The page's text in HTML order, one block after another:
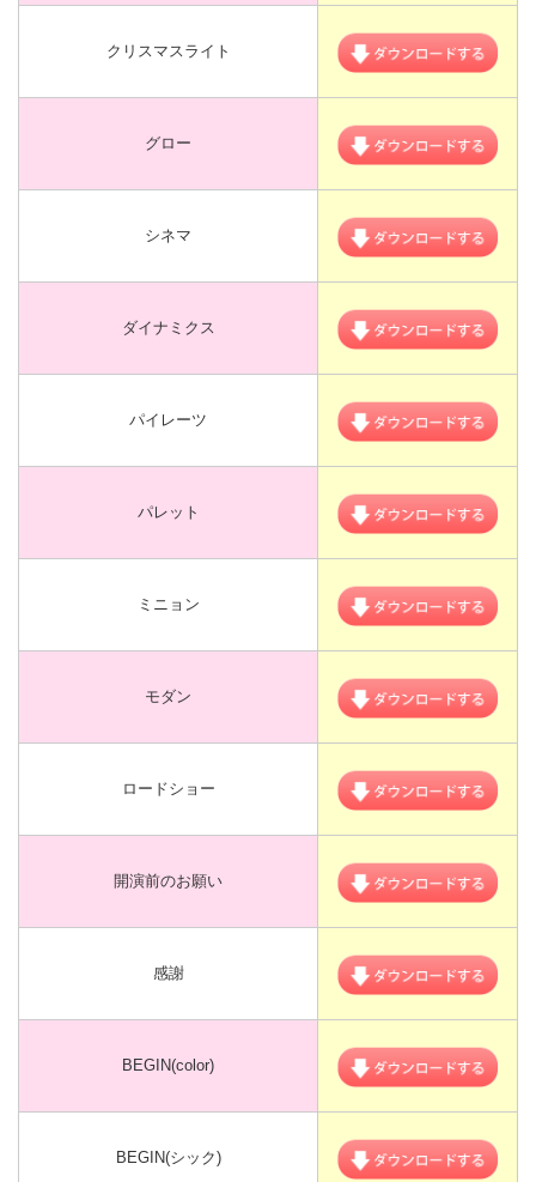
クリスマスライト
グロー
シネマ
ダイナミクス
パイレーツ
パレット
ミニョン
モダン
ロードショー
開演前のお願い
感謝
BEGIN(color)
BEGIN(シック)